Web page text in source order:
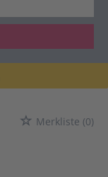
Merkliste (0)